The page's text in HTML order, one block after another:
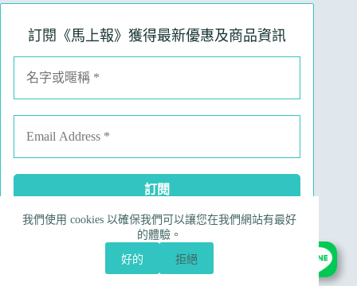
我們使用 cookies 以確保我們可以讓您在我們網站有最好
的體驗。
好的 拒絕
訂閱《馬上報》獲得最新優惠及商品資訊
Facebook Instagram Line
電子郵件
電話號碼
Copyright © 2026 Ruinart 林馬具｜昀翼國際行銷有限公